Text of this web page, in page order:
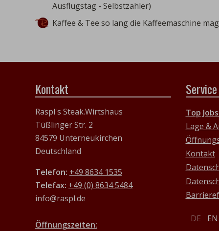
Ausflugstag - Selbstzahler)
Kaffee & Tee so lang die Kaffeemaschine
Kontakt
Raspl's Steak.Wirtshaus
Tüßlinger Str. 2
84579 Unterneukirchen
Deutschland
Telefon: +49 8634 1535
Telefax: +49 (0) 8634 5484
info@raspl.de
Öffnungszeiten:
Top
Lage &
Kontakt
DE EN